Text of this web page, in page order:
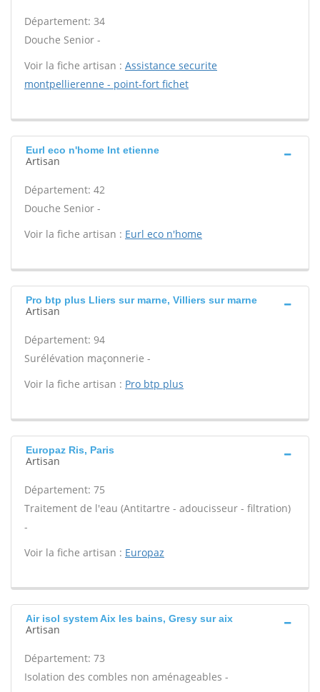
Département: 34
Douche Senior -
Voir la fiche artisan : Assistance securite
montpellierenne - point-fort fichet
Eurl eco n'home Int etienne
Artisan
Département: 42
Douche Senior -
Voir la fiche artisan : Eurl eco n'home
Pro btp plus Lliers sur marne, Villiers sur marne
Artisan
Département: 94
Surélévation maçonnerie -
Voir la fiche artisan : Pro btp plus
Europaz Ris, Paris
Artisan
Département: 75
Traitement de l'eau (Antitartre - adoucisseur - filtration)
-
Voir la fiche artisan : Europaz
Air isol system Aix les bains, Gresy sur aix
Artisan
Département: 73
Isolation des combles non aménageables -